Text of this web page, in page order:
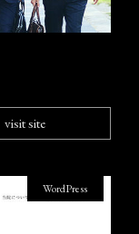
visit site
WordPress